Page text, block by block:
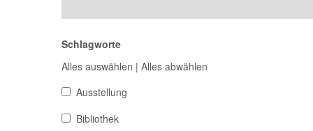
Schlagworte
Alles auswählen | Alles abwählen
Ausstellung
Bibliothek